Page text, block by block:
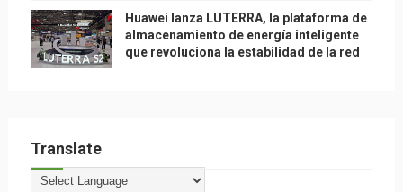
Huawei lanza LUTERRA, la plataforma de
almacenamiento de energía inteligente
que revoluciona la estabilidad de la red
Translate